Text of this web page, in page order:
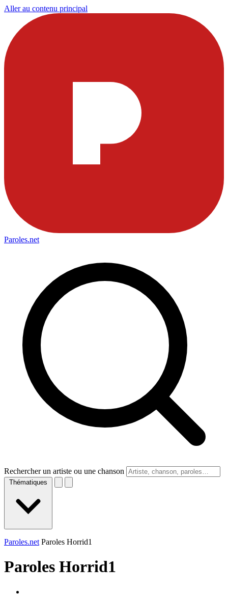
Aller au contenu principal
Paroles.net
Rechercher un artiste ou une chanson
Thématiques
Paroles.net Paroles Horrid1
Paroles Horrid1